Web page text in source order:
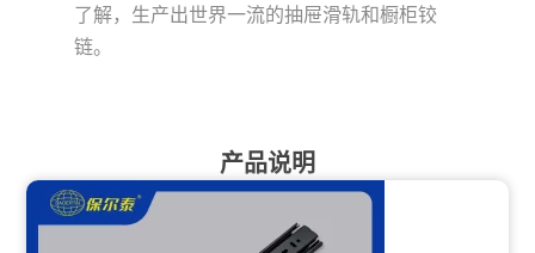
了解，生产出世界一流的抽屉滑轨和橱柜铰
链。
产品说明